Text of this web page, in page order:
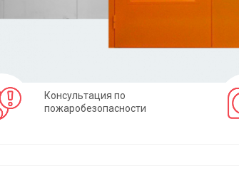
Консультация по
пожаробезопасности